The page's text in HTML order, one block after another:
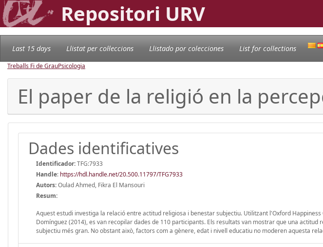
Repositori URV
Last 15 days Llistat per col·leccions Llistado por colecciones List for collections
Treballs Fi de GrauPsicologia
El paper de la religió en la
Dades identificatives
Identificador:TFG:7933
Handle: https://hdl.handle.net/20.500.11797/TFG7933
Autors:Oulad Ahmed, Fikra El Mansouri
Resum:
Aquest estudi investiga la relació entre actitud religiosa i benestar subjectiu. Utilitzant l'Oxford
Domínguez (2014), es van recopilar dades de 110 participants. Els resultats van mostrar que una
subjectiu més gran. No obstant això, factors com a gènere, edat i nivell educatiu no moderen aquesta